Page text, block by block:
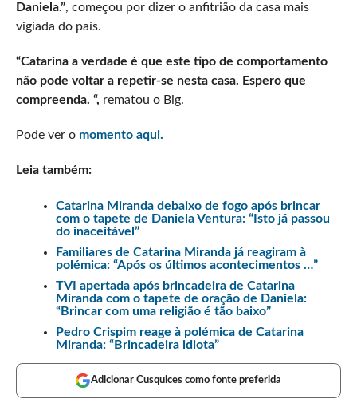
Daniela.”, começou por dizer o anfitrião da casa mais
vigiada do país.
“Catarina a verdade é que este tipo de comportamento
não pode voltar a repetir-se nesta casa. Espero que
compreenda. “, rematou o Big.
Pode ver o momento aqui.
Leia também:
Catarina Miranda debaixo de fogo após brincar
com o tapete de Daniela Ventura: “Isto já passou
do inaceitável”
Familiares de Catarina Miranda já reagiram à
polémica: “Após os últimos acontecimentos …”
TVI apertada após brincadeira de Catarina
Miranda com o tapete de oração de Daniela:
“Brincar com uma religião é tão baixo”
Pedro Crispim reage à polémica de Catarina
Miranda: “Brincadeira idiota”
Adicionar Cusquices como fonte preferida